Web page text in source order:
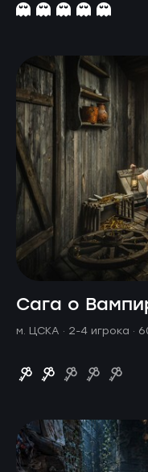
Сага о
м. ЦСКА · 2-4 игрока ·